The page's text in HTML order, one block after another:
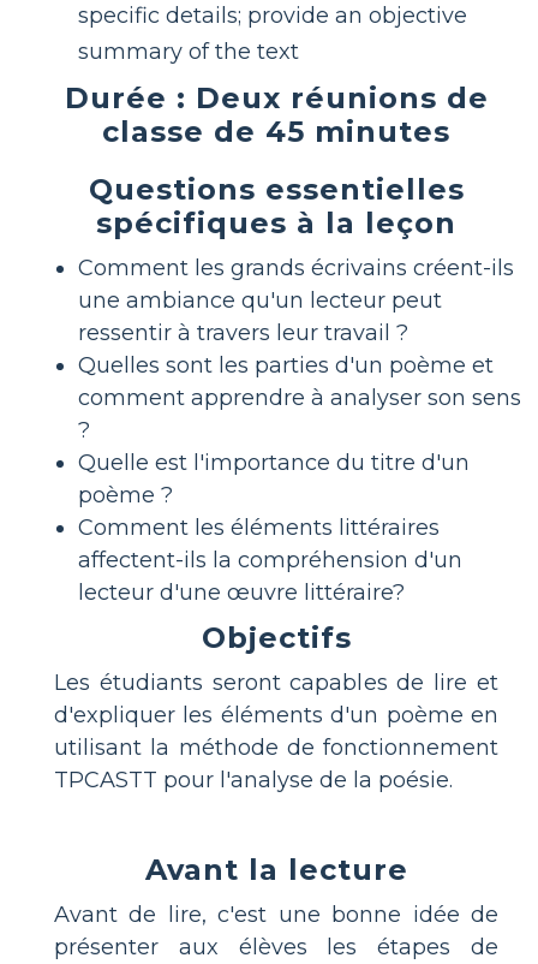
specific details; provide an objective
summary of the text
Durée : Deux réunions de
classe de 45 minutes
Questions essentielles
spécifiques à la leçon
Comment les grands écrivains créent-ils
une ambiance qu'un lecteur peut
ressentir à travers leur travail ?
Quelles sont les parties d'un poème et
comment apprendre à analyser son sens
?
Quelle est l'importance du titre d'un
poème ?
Comment les éléments littéraires
affectent-ils la compréhension d'un
lecteur d'une œuvre littéraire?
Objectifs
Les étudiants seront capables de lire et
d'expliquer les éléments d'un poème en
utilisant la méthode de fonctionnement
TPCASTT pour l'analyse de la poésie.
Avant la lecture
Avant de lire, c'est une bonne idée de
présenter aux élèves les étapes de